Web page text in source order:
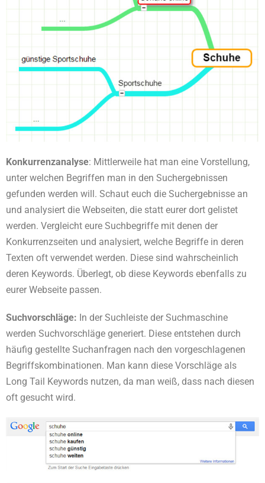
Konkurrenzanalyse: Mittlerweile hat man eine Vorstellung,
unter welchen Begriffen man in den Suchergebnissen
gefunden werden will. Schaut euch die Suchergebnisse an
und analysiert die Webseiten, die statt eurer dort gelistet
werden. Vergleicht eure Suchbegriffe mit denen der
Konkurrenzseiten und analysiert, welche Begriffe in deren
Texten oft verwendet werden. Diese sind wahrscheinlich
deren Keywords. Überlegt, ob diese Keywords ebenfalls zu
eurer Webseite passen.
Suchvorschläge: In der Suchleiste der Suchmaschine
werden Suchvorschläge generiert. Diese entstehen durch
häufig gestellte Suchanfragen nach den vorgeschlagenen
Begriffskombinationen. Man kann diese Vorschläge als
Long Tail Keywords nutzen, da man weiß, dass nach diesen
oft gesucht wird.